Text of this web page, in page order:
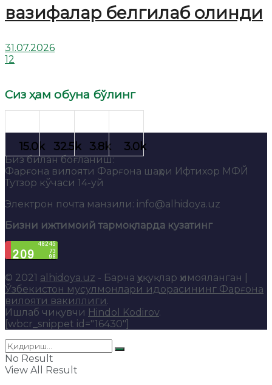
вазифалар белгилаб олинди
31.07.2026
12
Сиз ҳам обуна бўлинг
Биз билан боғланиш:
Фарғона вилояти Фарғона шаҳри Ифтихор МФЙ
Тутзор кўчаси 14-уй
Электрон почта манзили: info@alhidoya.uz
Бизни ижтимоий тармоқларда кузатинг
© 2021 alhidoya.uz - Барча ҳуқуқлар ҳимояланган |
Ўзбекистон мусулмонлари идорасининг Фарғона
вилояти вакиллиги.
Ишлаб чиқувчи Hindol Kodirov.
[wbcr_snippet id="16430"]
No Result
View All Result